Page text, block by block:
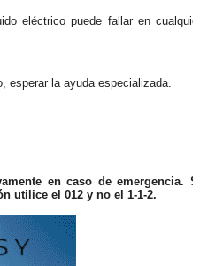
eléctrico puede fallar en
esperar la ayuda especializada.
en caso de emergencia.
utilice el 012 y no el 1-1-2.